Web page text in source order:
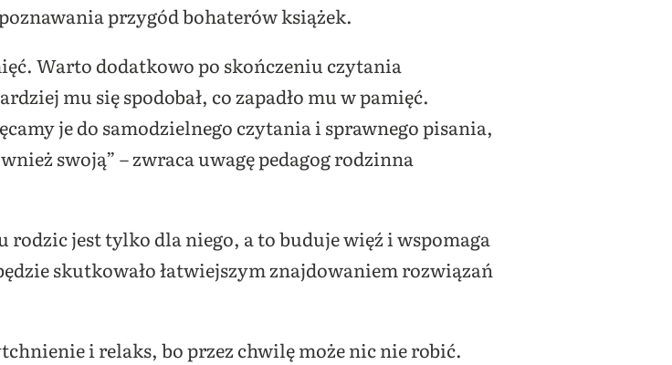
przygód bohaterów książek.
Warto dodatkowo po skończeniu czytania
mu się spodobał, co zapadło mu w pamięć.
je do samodzielnego czytania i sprawnego pisania,
swoją” – zwraca uwagę pedagog rodzinna
rodzic jest tylko dla niego, a to buduje więź i wspomaga
skutkowało łatwiejszym znajdowaniem rozwiązań
i relaks, bo przez chwilę może nic nie robić.